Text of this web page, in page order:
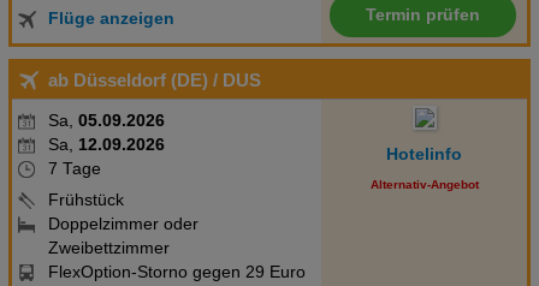
Flüge anzeigen
Termin prüfen
ab Düsseldorf (DE) / DUS
Sa, 05.09.2026
Sa, 12.09.2026
7 Tage
Frühstück
Doppelzimmer oder
Zweibettzimmer
FlexOption-Storno gegen 29 Euro
Hotelinfo
Alternativ-Angebot